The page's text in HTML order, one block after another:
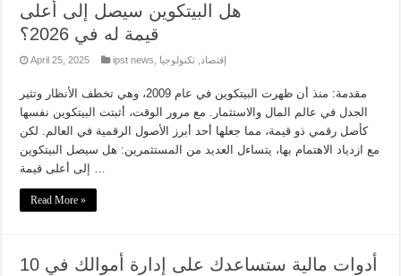
هل البيتكوين سيصل إلى أعلى
قيمة له في 2026؟
April 25, 2025 ipst news إقتصاد تكنولوجيا
مقدمة: منذ أن ظهرت البيتكوين في عام 2009، وهي تخطف الأنظار وتثير
الجدل في عالم المال والاستثمار. مع مرور الوقت، أثبتت البيتكوين نفسها
كأصل رقمي ذو قيمة، مما جعلها أحد أبرز الأصول الرقمية في العالم. لكن
مع ازدياد الاهتمام بها، يتساءل العديد من المستثمرين: هل سيصل البيتكوين
إلى أعلى قيمة …
Read More »
10 أدوات مالية ستساعدك على إدارة أموالك في